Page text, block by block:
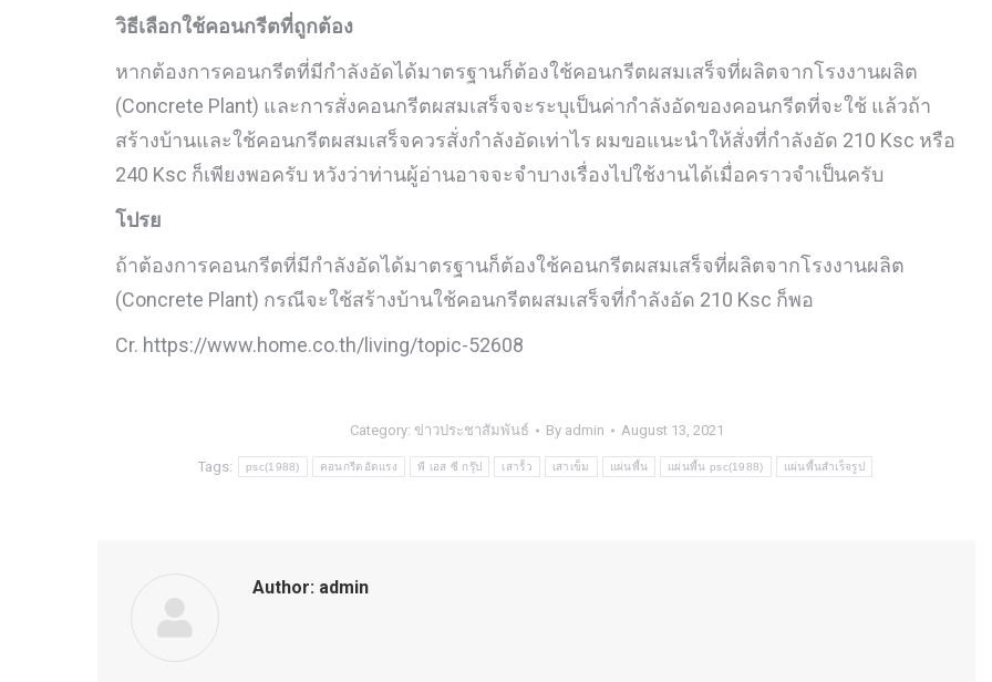
วิธีเลือกใช้คอนกรีตที่ถูกต้อง
หากต้องการคอนกรีตที่มีกำลังอัดได้มาตรฐานก็ต้องใช้คอนกรีตผสมเสร็จที่ผลิตจากโรงงานผลิต
(Concrete Plant) และการสั่งคอนกรีตผสมเสร็จจะระบุเป็นค่ากำลังอัดของคอนกรีตที่จะใช้ แล้วถ้า
สร้างบ้านและใช้คอนกรีตผสมเสร็จควรสั่งกำลังอัดเท่าไร ผมขอแนะนำให้สั่งที่กำลังอัด 210 Ksc หรือ
240 Ksc ก็เพียงพอครับ หวังว่าท่านผู้อ่านอาจจะจำบางเรื่องไปใช้งานได้เมื่อคราวจำเป็นครับ
โปรย
ถ้าต้องการคอนกรีตที่มีกำลังอัดได้มาตรฐานก็ต้องใช้คอนกรีตผสมเสร็จที่ผลิตจากโรงงานผลิต
(Concrete Plant) กรณีจะใช้สร้างบ้านใช้คอนกรีตผสมเสร็จที่กำลังอัด 210 Ksc ก็พอ
Cr. https://www.home.co.th/living/topic-52608
Category: ข่าวประชาสัมพันธ์ By admin August 13, 2021
Tags: psc(1988) คอนกรีตอัดแรง พี เอส ซี กรุ๊ป เสารั้ว เสาเข็ม แผ่นพื้น แผ่นพื้น psc(1988) แผ่นพื้นสำเร็จรูป
Author: admin